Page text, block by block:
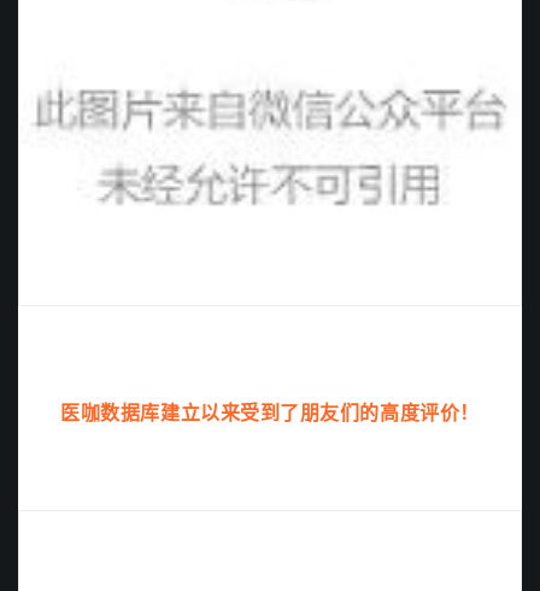
医咖数据库建立以来受到了朋友们的高度评价！